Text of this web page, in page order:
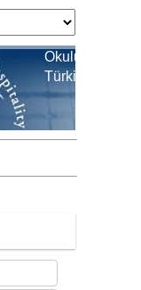
Okulumuz
Türkiye